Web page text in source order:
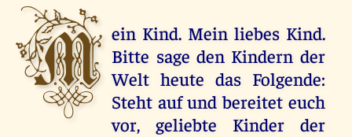
M ein Kind. Mein liebes Kind.
Bitte sage den Kindern der
Welt heute das Folgende:
Steht auf und bereitet euch
vor, geliebte Kinder der